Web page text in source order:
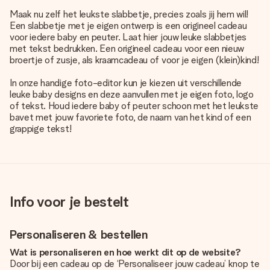
Maak nu zelf het leukste slabbetje, precies zoals jij hem wil!
Een slabbetje met je eigen ontwerp is een origineel cadeau
voor iedere baby en peuter. Laat hier jouw leuke slabbetjes
met tekst bedrukken. Een origineel cadeau voor een nieuw
broertje of zusje, als kraamcadeau of voor je eigen (klein)kind!
In onze handige foto-editor kun je kiezen uit verschillende
leuke baby designs en deze aanvullen met je eigen foto, logo
of tekst. Houd iedere baby of peuter schoon met het leukste
bavet met jouw favoriete foto, de naam van het kind of een
grappige tekst!
Info voor je bestelt
Personaliseren & bestellen
Wat is personaliseren en hoe werkt dit op de website?
Door bij een cadeau op de ‘Personaliseer jouw cadeau’ knop te